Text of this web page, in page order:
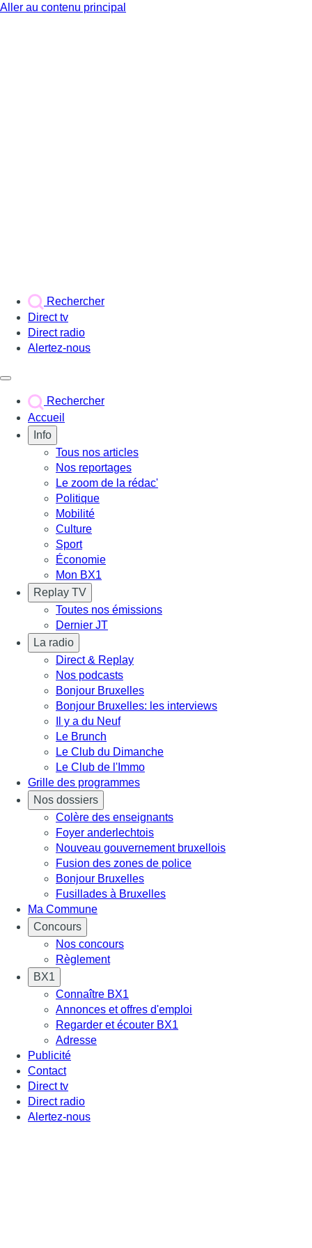
Aller au contenu principal
Rechercher
Direct tv
Direct radio
Alertez-nous
Rechercher
Accueil
Info
Tous nos articles
Nos reportages
Le zoom de la rédac'
Politique
Mobilité
Culture
Sport
Économie
Mon BX1
Replay TV
Toutes nos émissions
Dernier JT
La radio
Direct & Replay
Nos podcasts
Bonjour Bruxelles
Bonjour Bruxelles: les interviews
Il y a du Neuf
Le Brunch
Le Club du Dimanche
Le Club de l'Immo
Grille des programmes
Nos dossiers
Colère des enseignants
Foyer anderlechtois
Nouveau gouvernement bruxellois
Fusion des zones de police
Bonjour Bruxelles
Fusillades à Bruxelles
Ma Commune
Concours
Nos concours
Règlement
BX1
Connaître BX1
Annonces et offres d'emploi
Regarder et écouter BX1
Adresse
Publicité
Contact
Direct tv
Direct radio
Alertez-nous